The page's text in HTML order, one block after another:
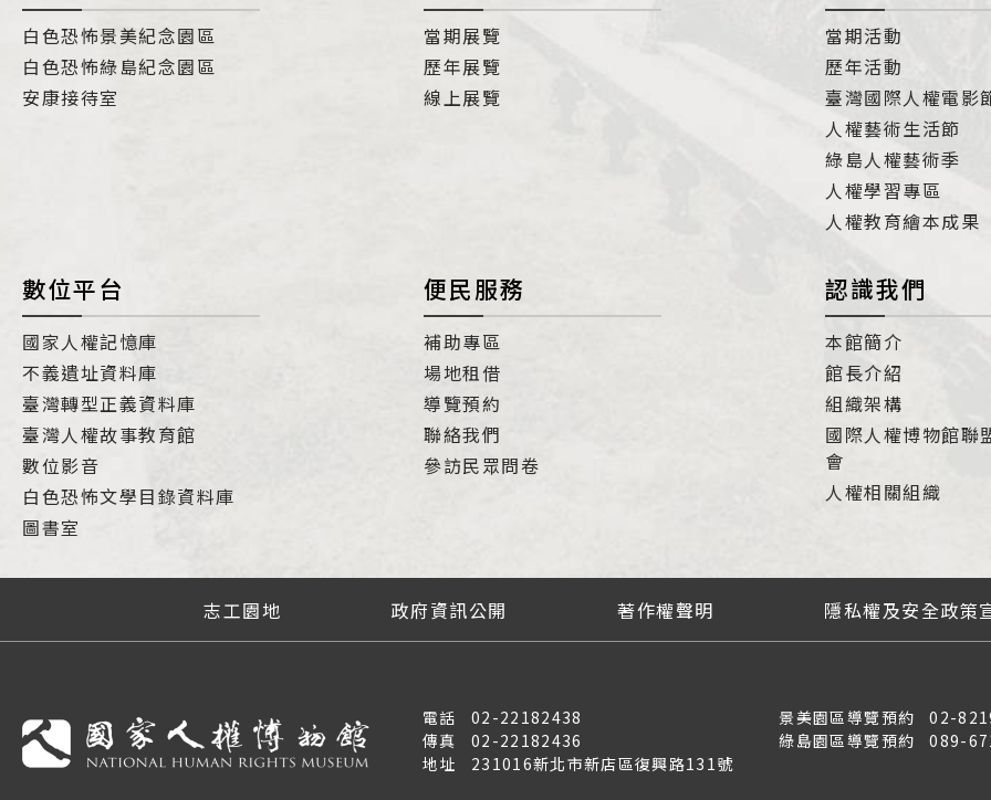
白色恐怖景美紀念園區
白色恐怖綠島紀念園區
安康接待室
當期展覽
歷年展覽
線上展覽
當期活動
歷年活動
臺灣國際人權電影
人權藝術生活節
綠島人權藝術季
人權學習專區
人權教育繪本成果
數位平台
國家人權記憶庫
不義遺址資料庫
臺灣轉型正義資料庫
臺灣人權故事教育館
數位影音
白色恐怖文學目錄資料庫
圖書室
便民服務
補助專區
場地租借
導覽預約
聯絡我們
參訪民眾問卷
認識我們
本館簡介
館長介紹
組織架構
國際人權博物館聯
會
人權相關組織
志工園地 政府資訊公開 著作權聲明 隱私權及安全政策
電話
02-22182438
傳真
02-22182436
地址
231016新北市新店區復興路131號
景美園區導覽預約
02-
綠島園區導覽預約
089-